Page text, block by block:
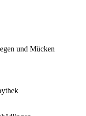
und Mücken